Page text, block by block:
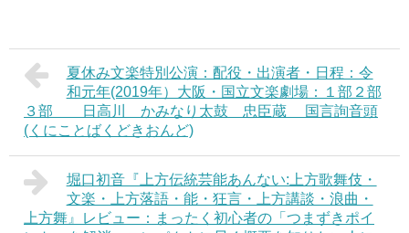
夏休み文楽特別公演：配役・出演者・日程：令
和元年(2019年）大阪・国立文楽劇場：１部２部
３部 日高川 かみなり太鼓 忠臣蔵 国言詢音頭
(くにことばくどきおんど)
堀口初音『上方伝統芸能あんない:上方歌舞伎・
文楽・上方落語・能・狂言・上方講談・浪曲・
上方舞』レビュー：まったく初心者の「つまずきポイ